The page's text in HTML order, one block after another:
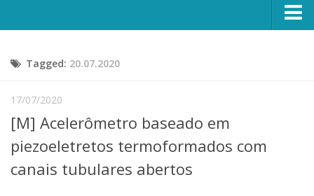
CONTATO
Escola, Institutos e Órgãos
Núcleos e Comissões
Telefones e Mapas
Pessoas
Graduação
Tagged: 20.07.2020
17/07/2020
[M] Acelerômetro baseado em
piezoeletretos termoformados com
canais tubulares abertos